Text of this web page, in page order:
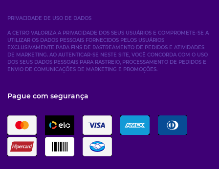
PRIVACIDADE DE USO DE DADOS
A CETRO VALORIZA A PRIVACIDADE DOS SEUS USUÁRIOS E COMPROMETE-SE A
UTILIZAR OS DADOS PESSOAIS FORNECIDOS PELOS USUÁRIOS
EXCLUSIVAMENTE PARA FINS DE RASTREAMENTO DE PEDIDOS E ATIVIDADES
DE MARKETING. AO AUTENTICAR-SE NESTE SITE, VOCÊ CONCORDA COM O USO
DOS SEUS DADOS PESSOAIS PARA RASTREIO, PROCESSAMENTO DE PEDIDOS E
ENVIO DE COMUNICAÇÕES DE MARKETING E PROMOÇÕES.
Pague com segurança